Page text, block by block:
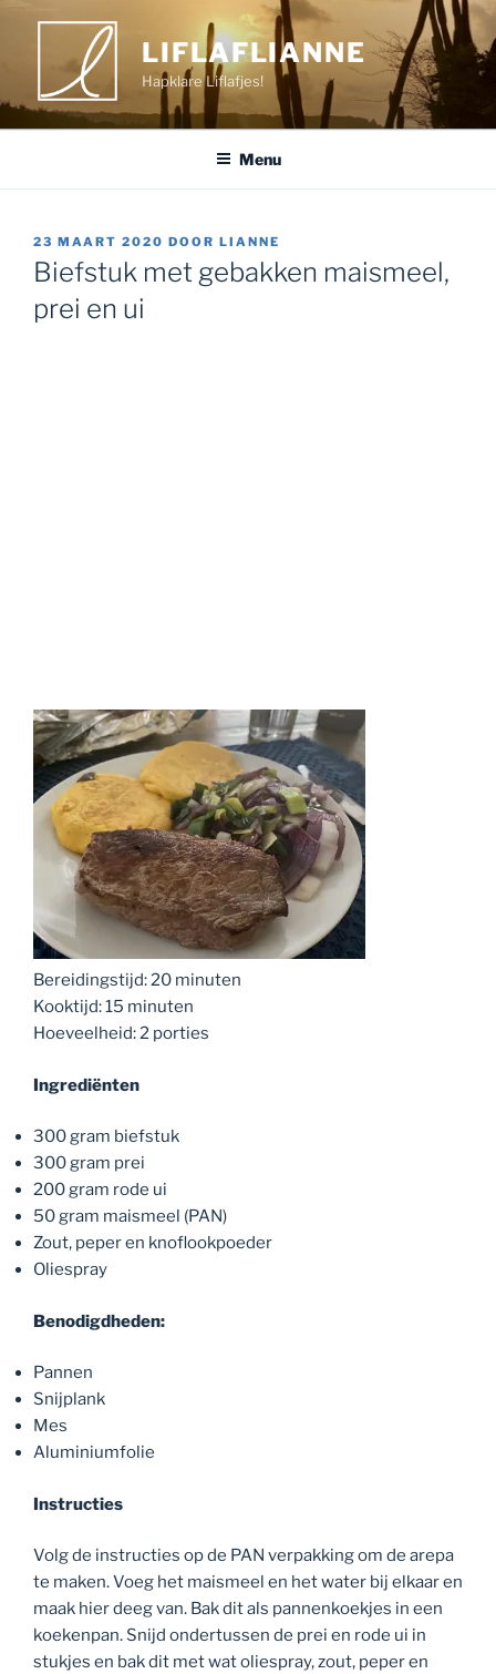
inhoud
LIFLAFLIANNE
Hapklare Liflafjes!
Menu
GEPLAATST
OP
23 MAART 2020 DOOR LIANNE
Biefstuk met gebakken maismeel,
prei en ui
Bereidingstijd: 20 minuten
Kooktijd: 15 minuten
Hoeveelheid: 2 porties
Ingrediënten
300 gram biefstuk
300 gram prei
200 gram rode ui
50 gram maismeel (PAN)
Zout, peper en knoflookpoeder
Oliespray
Benodigdheden:
Pannen
Snijplank
Mes
Aluminiumfolie
Instructies
Volg de instructies op de PAN verpakking om de arepa
te maken. Voeg het maismeel en het water bij elkaar en
maak hier deeg van. Bak dit als pannenkoekjes in een
koekenpan. Snijd ondertussen de prei en rode ui in
stukjes en bak dit met wat oliespray, zout, peper en